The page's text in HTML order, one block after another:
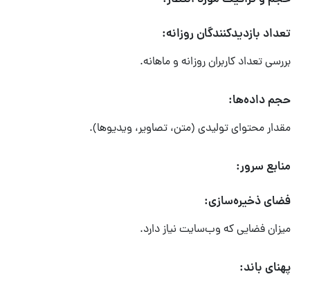
تعداد بازدیدکنندگان روزانه:
بررسی تعداد کاربران روزانه و ماهانه.
حجم داده‌ها:
مقدار محتوای تولیدی (متن، تصاویر، ویدیوها).
منابع سرور:
فضای ذخیره‌سازی:
میزان فضایی که وب‌سایت نیاز دارد.
پهنای باند: